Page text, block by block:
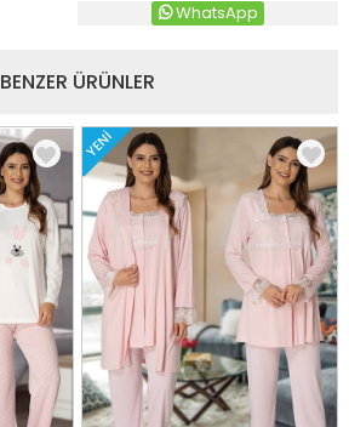
WhatsApp
BENZER ÜRÜNLER
YENI